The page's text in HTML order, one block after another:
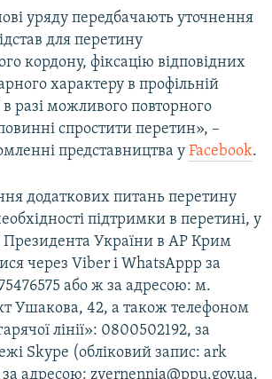
уряду передбачають уточнення
для перетину
кордону, фіксацію відповідних
характеру в профільній
разі можливого повторного
спростити перетин», –
представництва у Facebook.
додаткових питань перетину
підтримки в перетині, у
Президента України в АР Крим
через Viber і WhatsAppp за
або ж за адресою: м.
Ушакова, 42, а також телефоном
лінії»: 0800502192, за
Skype (обліковий запис: ark
адресою: zvernennia@ppu.gov.ua.